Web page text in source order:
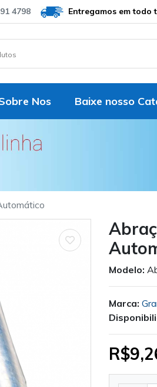
4798 Entregamos em
Nos Baixe nosso
Modelo:
Marca: